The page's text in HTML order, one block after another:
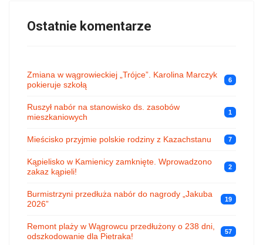
Ostatnie komentarze
Zmiana w wągrowieckiej „Trójce”. Karolina Marczyk
pokieruje szkołą
6
Ruszył nabór na stanowisko ds. zasobów
mieszkaniowych
1
Mieścisko przyjmie polskie rodziny z Kazachstanu 7
Kąpielisko w Kamienicy zamknięte. Wprowadzono
zakaz kąpieli!
2
Burmistrzyni przedłuża nabór do nagrody „Jakuba
2026”
19
Remont plaży w Wągrowcu przedłużony o 238 dni,
odszkodowanie dla Pietraka!
57